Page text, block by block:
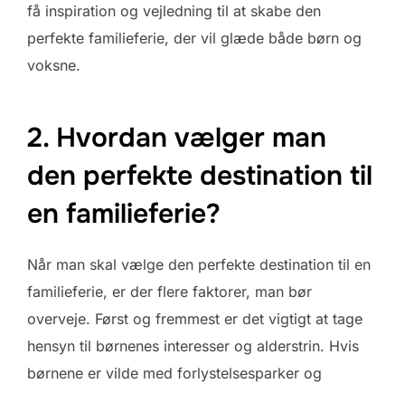
få inspiration og vejledning til at skabe den
perfekte familieferie, der vil glæde både børn og
voksne.
2. Hvordan vælger man
den perfekte destination til
en familieferie?
Når man skal vælge den perfekte destination til en
familieferie, er der flere faktorer, man bør
overveje. Først og fremmest er det vigtigt at tage
hensyn til børnenes interesser og alderstrin. Hvis
børnene er vilde med forlystelsesparker og